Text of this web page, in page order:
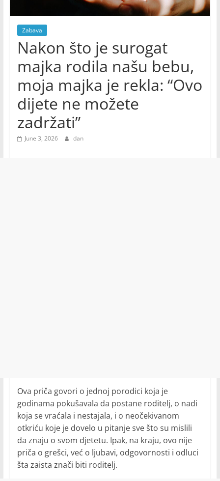
Zabava
Nakon što je surogat
majka rodila našu bebu,
moja majka je rekla: “Ovo
dijete ne možete
zadržati”
June 3, 2026 dan
Ova priča govori o jednoj porodici koja je
godinama pokušavala da postane roditelj, o nadi
koja se vraćala i nestajala, i o neočekivanom
otkriću koje je dovelo u pitanje sve što su mislili
da znaju o svom djetetu. Ipak, na kraju, ovo nije
priča o grešci, već o ljubavi, odgovornosti i odluci
šta zaista znači biti roditelj.